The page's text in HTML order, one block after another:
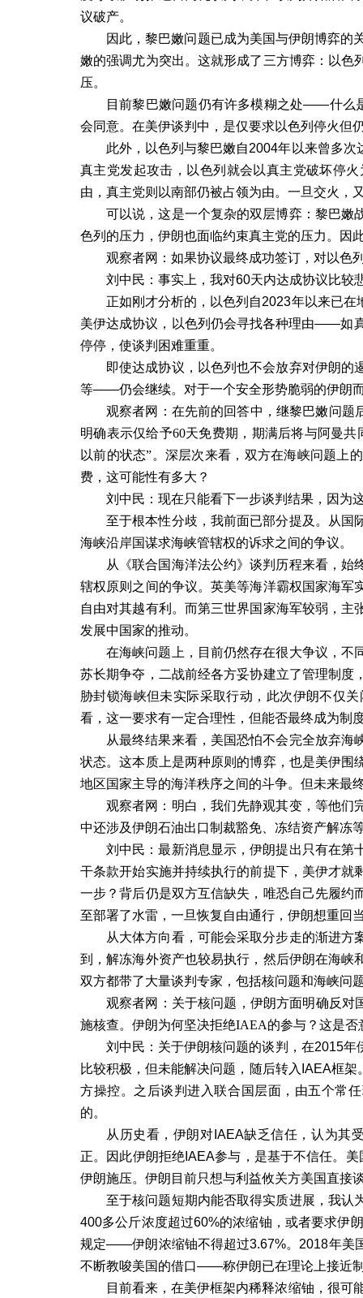
议破产。
因此，黎巴嫩问题已成为美国与伊朗博弈的
嫩的强调尤为突出。这就形成了三方博弈：以
压。
目前黎巴嫩问题仍有许多模糊之处——什么
会同意。在美伊谈判中，是仅要求以色列停火但
此外，以色列与黎巴嫩自2004年以来曾多次
真主党发起攻击，以色列就会以真主党破坏停
由，真主党则以南部仍被占领为由。一旦交火，
可以说，这是一个复杂的双层博弈：黎巴嫩
色列的压力，伊朗也面临约束真主党的压力。因
观察者网：如果协议最终成功签订，对以色
刘中民：事实上，我对60天内达成协议比较
正如刚才分析的，以色列自2023年以来已在
美伊达成协议，以色列仍会寻找各种理由——如
停停，使谈判困难重重。
即使达成协议，以色列也不会放弃对伊朗
等——仍会继续。对于一个安全形势脆弱的伊朗
观察者网：在先前的回答中，继黎巴嫩问题
明确表示仅给予60天免费期，期满后将与阿曼
以前的状态”。深层次来看，双方在海峡问题上
费，这可能性有多大？
刘中民：现在只能看下一步谈判结果，因为
至于根本性分歧，我前面已部分提及。从国
海峡沿岸国谋求海峡管辖权的诉求之间的争议。
从《联合国海洋法公约》谈判历程来看，
辖权原则之间的争议。英美等海洋霸权国家海
自由对其越有利。而第三世界国家海军较弱，
发展中国家的推动。
在海峡问题上，目前仍然存在很大争议，不
苏长期争夺，二战前经各方妥协建立了管理制
胁封锁海峡但未实际采取行动，此次伊朗不仅
看，这一要求有一定合理性，但能否最终成为制
从最终结果来看，美国恐怕不会完全放弃
状态。这本质上是两种原则的博弈，也是美伊
地区国家主导的海洋秩序之间的斗争。但未来最
观察者网：明白，我们先静观其变，等他们
中还涉及伊朗石油出口制裁豁免、冻结资产解冻
刘中民：最新消息显示，伊朗提出只有在第
干条款开始实施并持续执行的前提下，美伊才
一步？背后仍是双方互信缺失，唯恐自己先履
至部署了水雷，一旦恢复自由通行，伊朗想重回
从大体方向看，可能会采取分步走的渐进
到，解冻海外资产也较易执行，然后伊朗在海
双方都带了大量谈判专家，包括核问题和海峡问
观察者网：关于核问题，伊朗方面明确反对
施核查。伊朗为何坚决拒绝IAEA的参与？这是否
刘中民：关于伊朗核问题的谈判，在2015年
比较积极，但未能解决问题，随后转入 IAEA框架
方操控。之后谈判进入联合国层面，由五个常
的。
从历史看，伊朗对 IAEA缺乏信任，认为其
正。因此伊朗拒绝 IAEA参与，是基于不信任。美
伊朗施压。伊朗目前只想与利益攸关方美国直接
至于核问题短期内能否取得实质进展，我认
400多公斤浓度超过60%的浓缩铀，或者要求伊
规定——伊朗浓缩铀不得超过3.67%。 2018年美
不断教唆美国的借口——称伊朗已在理论上接近
目前看来，在美伊框架内稀释浓缩铀，很可